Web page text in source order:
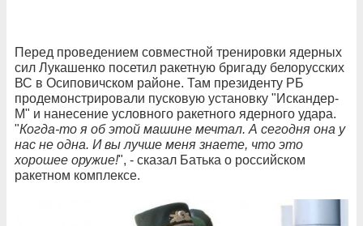
Перед проведением совместной тренировки ядерных
сил Лукашенко посетил ракетную бригаду белорусских
ВС в Осиповичском районе. Там президенту РБ
продемонстрировали пусковую установку "Искандер-
М" и нанесение условного ракетного ядерного удара.
"Когда-то я об этой машине мечтал. А сегодня она у
нас не одна. И вы лучше меня знаете, что это
хорошее оружие!", - сказал Батька о российском
ракетном комплексе.